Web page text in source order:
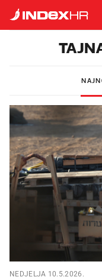
NEDJELJA 10.5.2026.